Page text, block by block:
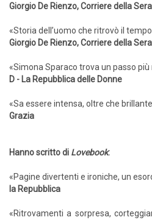
Giorgio De Rienzo, Corriere della Sera
«Storia dell’uomo che ritrovò il
Giorgio De Rienzo, Corriere della Sera
«Simona Sparaco trova un passo
D - La Repubblica delle Donne
«Sa essere intensa, oltre che
Grazia
Hanno scritto di Lovebook:
«Pagine divertenti e ironiche, un
la Repubblica
«Ritrovamenti a sorpresa,